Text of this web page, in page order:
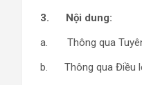
3. Nội dung:
a. Thông qua Tuyên
b. Thông qua Điều